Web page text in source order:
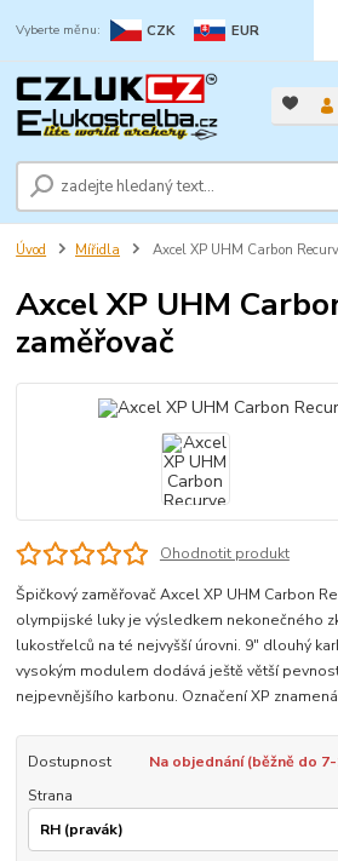
CZK EUR
Úvod Mířidla Axcel XP UHM Carbon
Axcel XP UHM
zaměřovač
Ohodnotit produkt
Špičkový zaměřovač Axcel XP UHM Carbon
olympijské luky je výsledkem nekonečného
lukostřelců na té nejvyšší úrovni. 9" dlouhý
vysokým modulem dodává ještě větší
nejpevnějšího karbonu. Označení XP znamená
Dostupnost
Na objednání (běžně do
Strana